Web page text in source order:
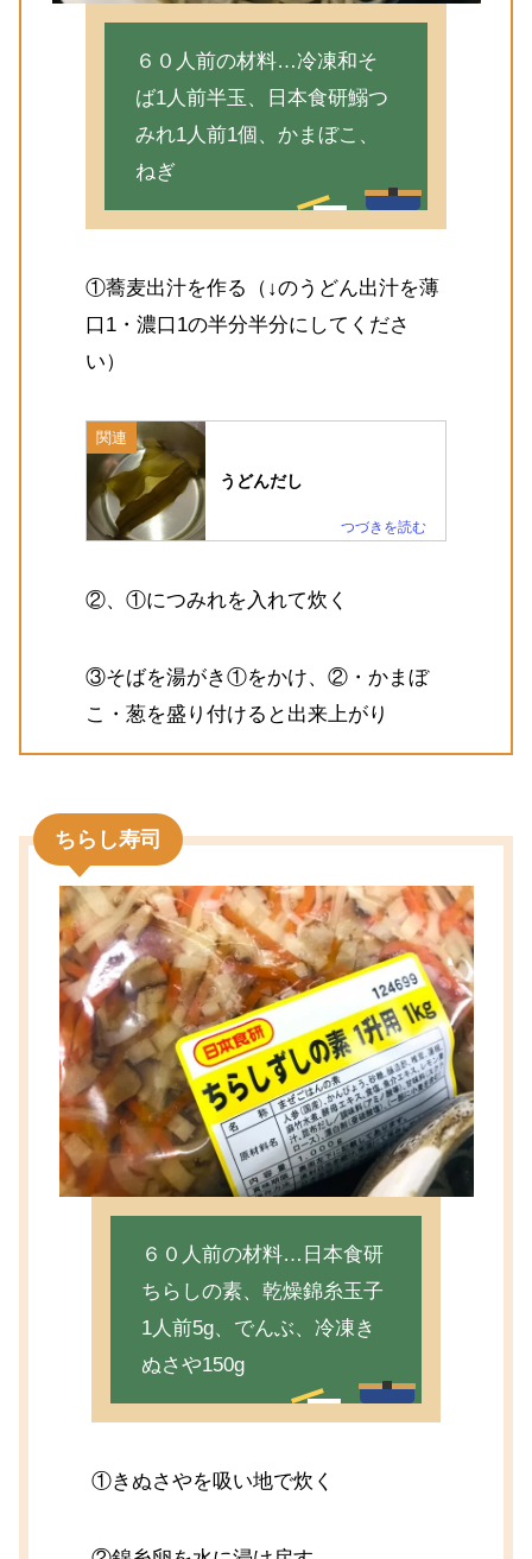
６０人前の材料…冷凍和そ
ば1人前半玉、日本食研鰯つ
みれ1人前1個、かまぼこ、
ねぎ
①蕎麦出汁を作る（↓のうどん出汁を薄
口1・濃口1の半分半分にしてくださ
い）
関連
うどんだし
②、①につみれを入れて炊く
③そばを湯がき①をかけ、②・かまぼ
こ・葱を盛り付けると出来上がり
ちらし寿司
６０人前の材料…日本食研
ちらしの素、乾燥錦糸玉子
1人前5g、でんぶ、冷凍き
ぬさや150g
①きぬさやを吸い地で炊く